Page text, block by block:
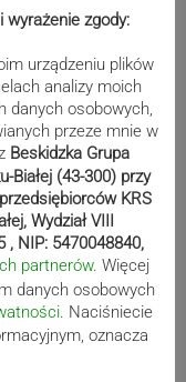
zgody:
urządzeniu plików
analizy moich
danych osobowych,
przeze mnie w
Beskidzka Grupa
Białej (43-300) przy
KRS
Wydział VIII
, NIP: 5470048840,
partnerów. Więcej
danych osobowych
. Naciśniecie
oznacza